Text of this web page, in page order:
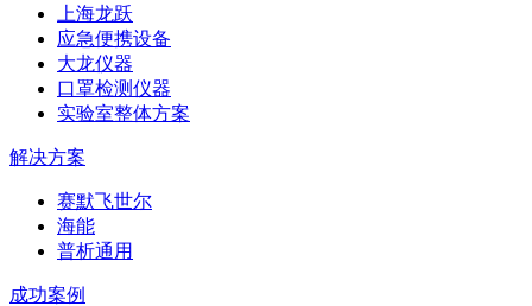
上海龙跃
应急便携设备
大龙仪器
口罩检测仪器
实验室整体方案
解决方案
赛默飞世尔
海能
普析通用
成功案例